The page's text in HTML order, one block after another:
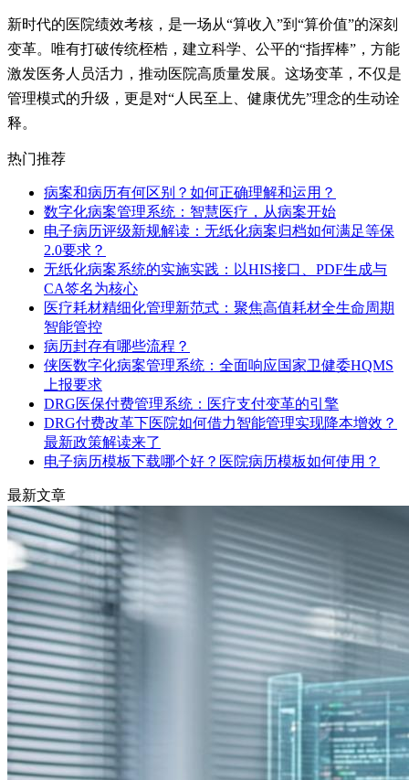
新时代的医院绩效考核，是一场从“算收入”到“算价值”的深刻
变革。唯有打破传统桎梏，建立科学、公平的“指挥棒”，方能
激发医务人员活力，推动医院高质量发展。这场变革，不仅是
管理模式的升级，更是对“人民至上、健康优先”理念的生动诠
释。
热门推荐
病案和病历有何区别？如何正确理解和运用？
数字化病案管理系统：智慧医疗，从病案开始
电子病历评级新规解读：无纸化病案归档如何满足等保
2.0要求？
无纸化病案系统的实施实践：以HIS接口、PDF生成与
CA签名为核心
医疗耗材精细化管理新范式：聚焦高值耗材全生命周期
智能管控
病历封存有哪些流程？
侠医数字化病案管理系统：全面响应国家卫健委HQMS
上报要求
DRG医保付费管理系统：医疗支付变革的引擎
DRG付费改革下医院如何借力智能管理实现降本增效？
最新政策解读来了
电子病历模板下载哪个好？医院病历模板如何使用？
最新文章